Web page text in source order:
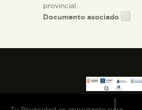
provincial.
Documento asociado